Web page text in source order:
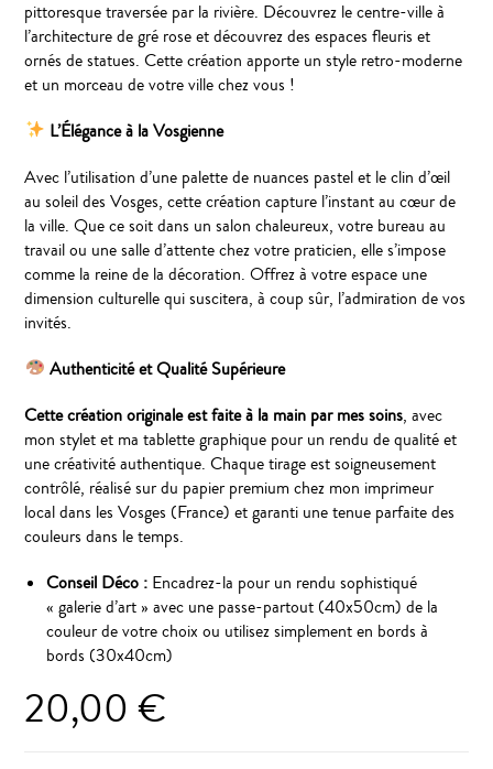
pittoresque traversée par la rivière. Découvrez le centre-ville à
l’architecture de gré rose et découvrez des espaces fleuris et
ornés de statues. Cette création apporte un style retro-moderne
et un morceau de votre ville chez vous !
L’Élégance à la Vosgienne
Avec l’utilisation d’une palette de nuances pastel et le clin d’œil
au soleil des Vosges, cette création capture l’instant au cœur de
la ville. Que ce soit dans un salon chaleureux, votre bureau au
travail ou une salle d’attente chez votre praticien, elle s’impose
comme la reine de la décoration. Offrez à votre espace une
dimension culturelle qui suscitera, à coup sûr, l’admiration de vos
invités.
Authenticité et Qualité Supérieure
Cette création originale est faite à la main par mes soins, avec
mon stylet et ma tablette graphique pour un rendu de qualité et
une créativité authentique. Chaque tirage est soigneusement
contrôlé, réalisé sur du papier premium chez mon imprimeur
local dans les Vosges (France) et garanti une tenue parfaite des
couleurs dans le temps.
Conseil Déco : Encadrez-la pour un rendu sophistiqué
« galerie d’art » avec une passe-partout (40x50cm) de la
couleur de votre choix ou utilisez simplement en bords à
bords (30x40cm)
20,00€